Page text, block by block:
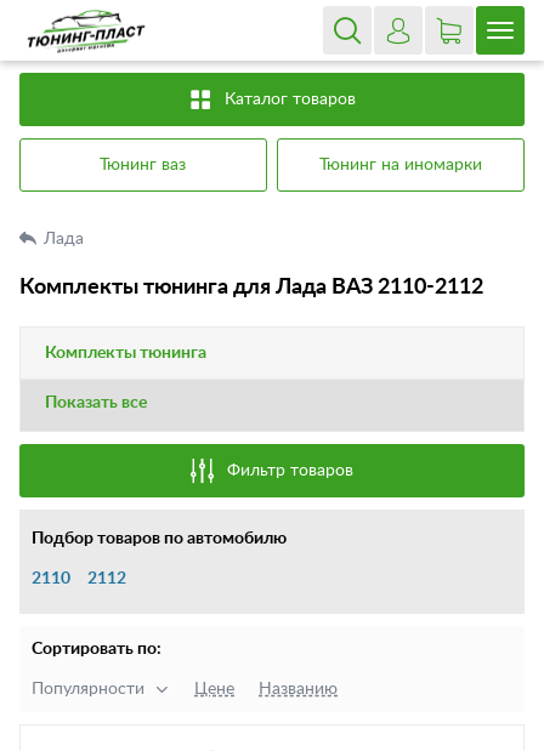
Каталог товаров
Тюнинг ваз Тюнинг на иномарки
Лада
Комплекты тюнинга для Лада ВАЗ 2110-2112
Комплекты тюнинга
Показать все
Фильтр товаров
Подбор товаров по автомобилю
2110 2112
Сортировать по:
Популярности Цене Названию